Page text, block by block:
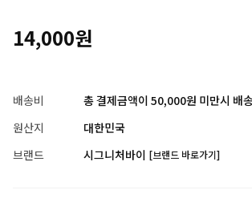
14,000원
배송비
총 결제금액이 50,000원 미만시 배
원산지
대한민국
브랜드
시그니처바이 [브랜드 바로가기]